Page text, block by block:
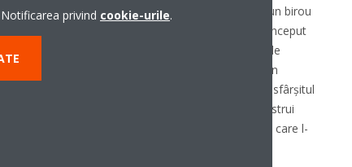
de a crea o bază de date Access pentru a ajuta un birou
să-și îmbunătățească procesul bugetar. Când am început
nu știam nimic despre Access. Dar șeful meu de
Tom Demeire, avea încredere deplină în mine și în
mele. Poate că am început de la 0, dar până la sfârșitul
am fost invitat să merg la Dubai pentru a instrui
de planificare a vânzărilor despre instrumentul pe care l-
privind cookie-urile.